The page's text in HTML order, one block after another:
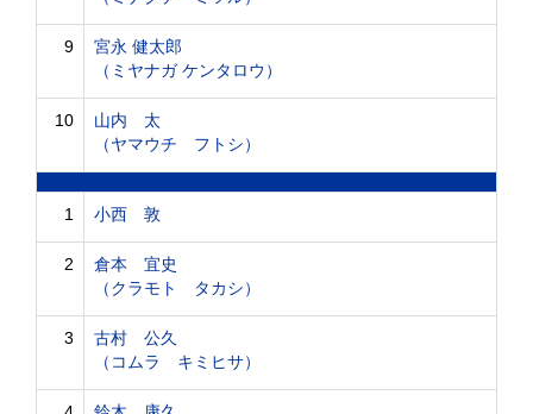
9
宮永 健太郎
（ミヤナガ ケンタロウ）
10
山内 太
（ヤマウチ フトシ）
1 小西 敦
2
倉本 宜史
（クラモト タカシ）
3
古村 公久
（コムラ キミヒサ）